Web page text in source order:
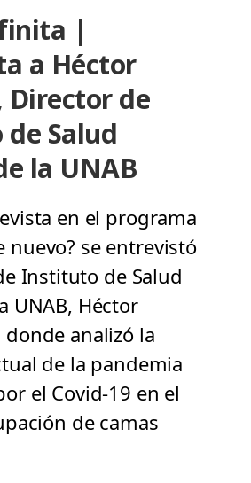
|
a Héctor
Director de
Salud
la UNAB
en el programa
nuevo? se entrevistó
Instituto de Salud
UNAB, Héctor
donde analizó la
de la pandemia
el Covid-19 en el
de camas